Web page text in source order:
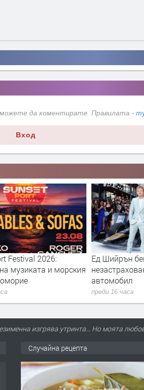
да коментирате. Правилата -
Вход
Festival 2026:
музиката и морския
Ед Шийрън
автомобил
преди 16 часа
изгрява утринта... Но моята
Случайна рецепта